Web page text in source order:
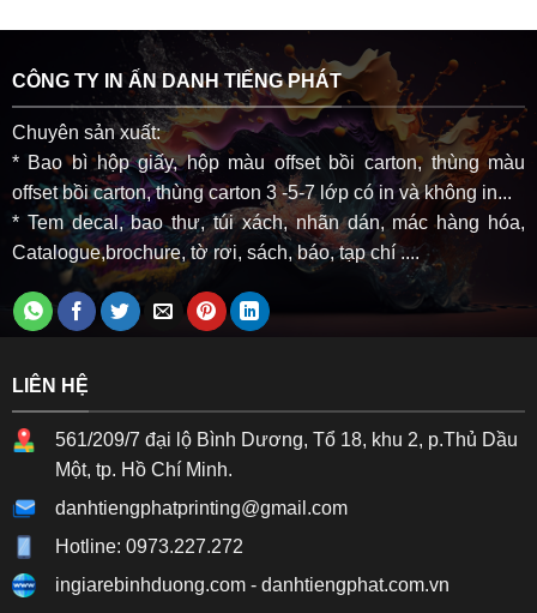
CÔNG TY IN ẤN DANH TIẾNG PHÁT
Chuyên sản xuất:
* Bao bì hộp giấy, hộp màu offset bồi carton, thùng màu
offset bồi carton, thùng carton 3 -5-7 lớp có in và không in...
* Tem decal, bao thư, túi xách, nhãn dán, mác hàng hóa,
Catalogue,brochure, tờ rơi, sách, báo, tạp chí ....
LIÊN HỆ
561/209/7 đại lộ Bình Dương, Tổ 18, khu 2, p.Thủ Dầu
Một, tp. Hồ Chí Minh.
danhtiengphatprinting@gmail.com
Hotline: 0973.227.272
ingiarebinhduong.com- danhtiengphat.com.vn